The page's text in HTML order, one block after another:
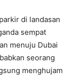
di landasan
sempat
menuju Dubai
seorang
menghujam